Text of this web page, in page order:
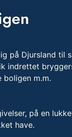
på Djursland til
indrettet
boligen m.m.
på en
have.